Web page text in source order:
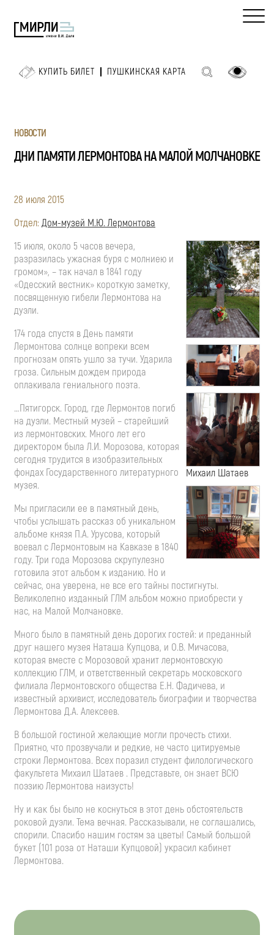
КУПИТЬ БИЛЕТ ПУШКИНСКАЯ КАРТА
НОВОСТИ
ДНИ ПАМЯТИ ЛЕРМОНТОВА НА МАЛОЙ МОЛЧАНОВКЕ
28 июля 2015
Отдел:Дом-музей М.Ю. Лермонтова
Михаил Шатаев
15 июля, около 5 часов вечера,
разразилась ужасная буря с молниею и
громом», – так начал в 1841 году
«Одесский вестник» короткую заметку,
посвященную гибели Лермонтова на
дуэли.
174 года спустя в День памяти
Лермонтова солнце вопреки всем
прогнозам опять ушло за тучи. Ударила
гроза. Сильным дождем природа
оплакивала гениального поэта.
…Пятигорск. Город, где Лермонтов погиб
на дуэли. Местный музей – старейший
из лермонтовских. Много лет его
директором была Л.И. Морозова, которая
сегодня трудится в изобразительных
фондах Государственного литературного
музея.
Мы пригласили ее в памятный день,
чтобы услышать рассказ об уникальном
альбоме князя П.А. Урусова, который
воевал с Лермонтовым на Кавказе в 1840
году. Три года Морозова скрупулезно
готовила этот альбом к изданию. Но и
сейчас, она уверена, не все его тайны постигнуты.
Великолепно изданный ГЛМ альбом можно приобрести у
нас, на Малой Молчановке.
Много было в памятный день дорогих гостей: и преданный
друг нашего музея Наташа Купцова, и О.В. Мичасова,
которая вместе с Морозовой хранит лермонтовскую
коллекцию ГЛМ, и ответственный секретарь московского
филиала Лермонтовского общества Е.Н. Фадичева, и
известный архивист, исследователь биографии и творчества
Лермонтова Д.А. Алексеев.
В большой гостиной желающие могли прочесть стихи.
Приятно, что прозвучали и редкие, не часто цитируемые
строки Лермонтова. Всех поразил студент филологического
факультета Михаил Шатаев . Представьте, он знает ВСЮ
поэзию Лермонтова наизусть!
Ну и как бы было не коснуться в этот день обстоятельств
роковой дуэли. Тема вечная. Рассказывали, не соглашались,
спорили. Спасибо нашим гостям за цветы! Самый большой
букет (101 роза от Наташи Купцовой) украсил кабинет
Лермонтова.